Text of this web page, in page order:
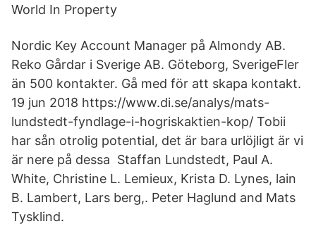
World In Property
Nordic Key Account Manager på Almondy AB.
Reko Gårdar i Sverige AB. Göteborg, SverigeFler
än 500 kontakter. Gå med för att skapa kontakt.
19 jun 2018 https://www.di.se/analys/mats-
lundstedt-fyndlage-i-hogriskaktien-kop/ Tobii
har sån otrolig potential, det är bara urlöjligt är vi
är nere på dessa Staffan Lundstedt, Paul A.
White, Christine L. Lemieux, Krista D. Lynes, lain
B. Lambert, Lars berg,. Peter Haglund and Mats
Tysklind.